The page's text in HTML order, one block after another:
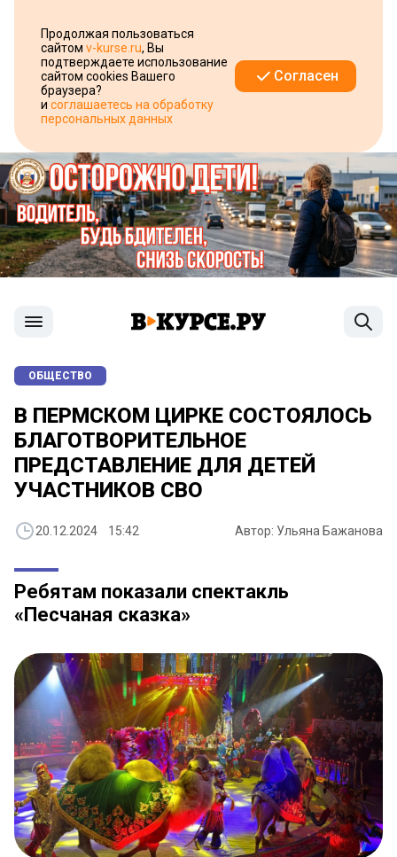
Продолжая пользоваться
сайтом v-kurse.ru, Вы
подтверждаете использование
сайтом cookies Вашего
браузера?
и соглашаетесь на обработку
персональных данных
Согласен
ОБЩЕСТВО
В ПЕРМСКОМ ЦИРКЕ СОСТОЯЛОСЬ
БЛАГОТВОРИТЕЛЬНОЕ
ПРЕДСТАВЛЕНИЕ ДЛЯ ДЕТЕЙ
УЧАСТНИКОВ СВО
20.12.2024 15:42 Автор: Ульяна Бажанова
Ребятам показали спектакль
«Песчаная сказка»